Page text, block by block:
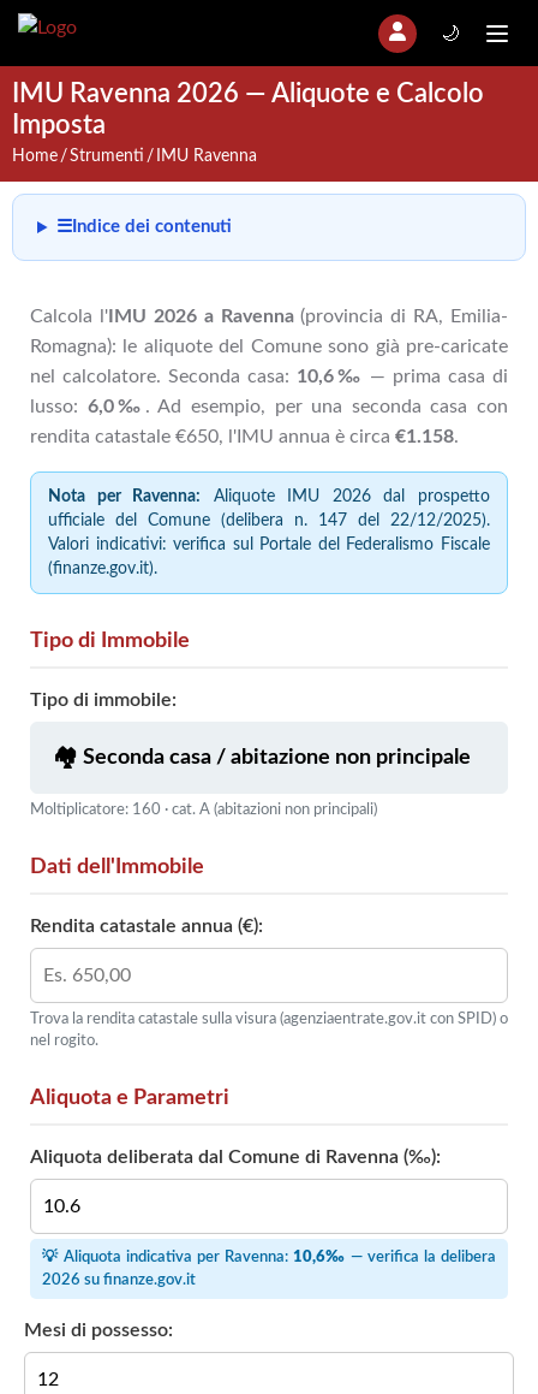
🌙
IMU Ravenna 2026 — Aliquote e Calcolo
Imposta
Home Strumenti IMU Ravenna
☰ Indice dei contenuti
Calcola l'IMU 2026 a Ravenna(provincia di RA, Emilia-
Romagna): le aliquote del Comune sono già pre-caricate
nel calcolatore. Seconda casa: 10,6‰ — prima casa di
lusso: 6,0‰ . Ad esempio, per una seconda casa con
rendita catastale €650, l'IMU annua è circa €1.158.
Nota per Ravenna: Aliquote IMU 2026 dal prospetto
ufficiale del Comune (delibera n. 147 del 22/12/2025).
Valori indicativi: verifica sul Portale del Federalismo Fiscale
(finanze.gov.it).
Tipo di Immobile
Tipo di immobile:
Moltiplicatore: 160 · cat. A (abitazioni non principali)
Dati dell'Immobile
Rendita catastale annua (€):
Trova la rendita catastale sulla visura (agenziaentrate.gov.it con SPID) o
nel rogito.
Aliquota e Parametri
Aliquota deliberata dal Comune di Ravenna (‰):
💡 Aliquota indicativa per Ravenna: 10,6‰ — verifica la delibera
2026 su finanze.gov.it
Mesi di possesso: